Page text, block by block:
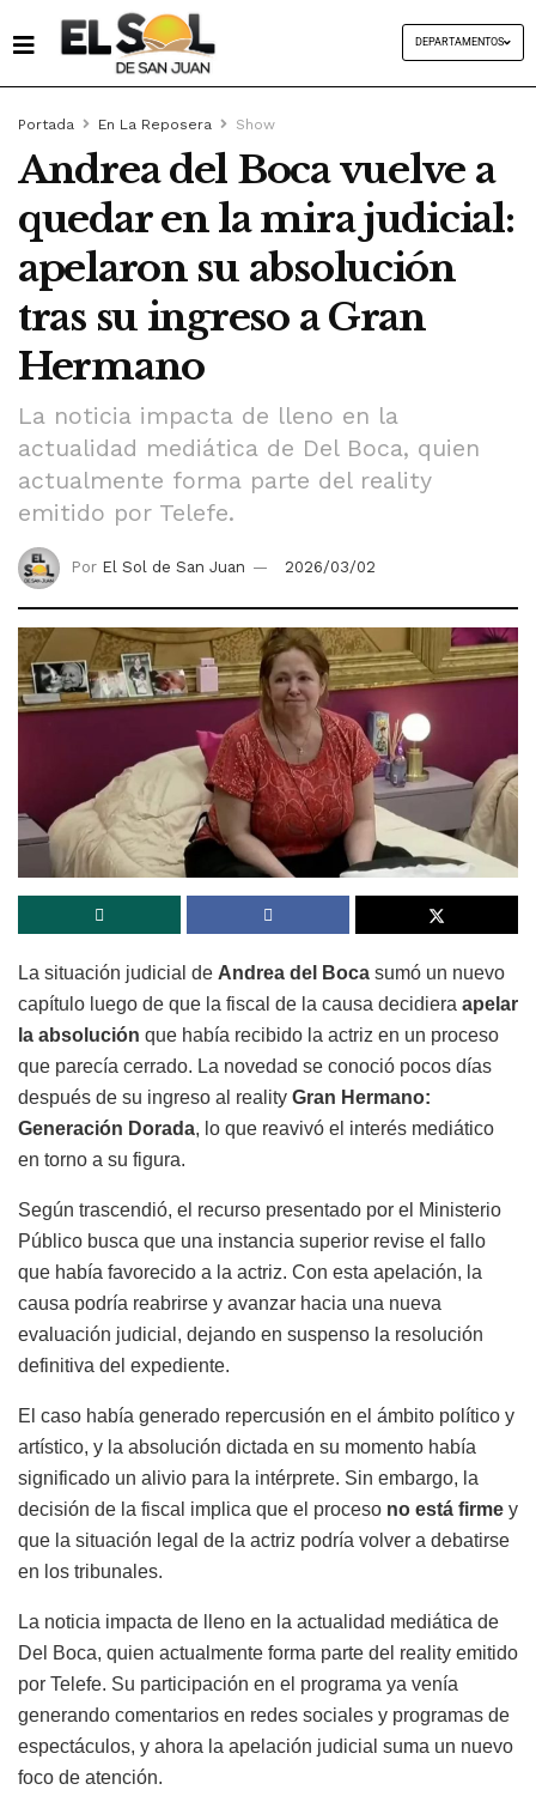
DEPARTAMENTOS
Portada En La Reposera Show
Andrea del Boca vuelve a
quedar en la mira judicial:
apelaron su absolución
tras su ingreso a Gran
Hermano
La noticia impacta de lleno en la
actualidad mediática de Del Boca, quien
actualmente forma parte del reality
emitido por Telefe.
Por El Sol de San Juan 2026/03/02
La situación judicial de Andrea del Boca sumó un nuevo
capítulo luego de que la fiscal de la causa decidiera apelar
la absolución que había recibido la actriz en un proceso
que parecía cerrado. La novedad se conoció pocos días
después de su ingreso al reality Gran Hermano:
Generación Dorada, lo que reavivó el interés mediático
en torno a su figura.
Según trascendió, el recurso presentado por el Ministerio
Público busca que una instancia superior revise el fallo
que había favorecido a la actriz. Con esta apelación, la
causa podría reabrirse y avanzar hacia una nueva
evaluación judicial, dejando en suspenso la resolución
definitiva del expediente.
El caso había generado repercusión en el ámbito político y
artístico, y la absolución dictada en su momento había
significado un alivio para la intérprete. Sin embargo, la
decisión de la fiscal implica que el proceso no está firme y
que la situación legal de la actriz podría volver a debatirse
en los tribunales.
La noticia impacta de lleno en la actualidad mediática de
Del Boca, quien actualmente forma parte del reality emitido
por Telefe. Su participación en el programa ya venía
generando comentarios en redes sociales y programas de
espectáculos, y ahora la apelación judicial suma un nuevo
foco de atención.